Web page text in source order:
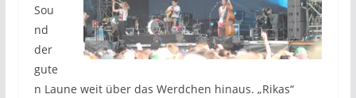
Sou
nd
der
gute
n Laune weit über das Werdchen hinaus. „Rikas“